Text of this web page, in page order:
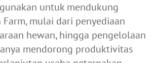
untuk mendukung
mulai dari penyediaan
hewan, hingga pengelolaan
mendorong produktivitas